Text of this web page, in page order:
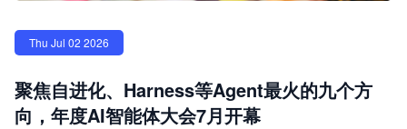
Thu Jul 02 2026
聚焦自进化、Harness等Agent最火的九个方
向，年度AI智能体大会7月开幕